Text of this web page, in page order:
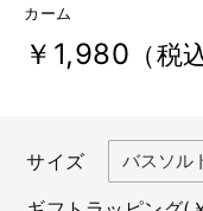
カーム
￥1,980 （税
サイズ